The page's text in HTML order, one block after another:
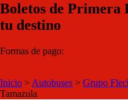
Boletos de Primera
tu destino
Formas de pago:
Inicio > Autobuses > Grupo
Tamazula